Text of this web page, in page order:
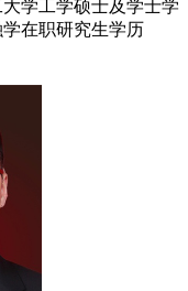
学工学硕士及学士学
在职研究生学历